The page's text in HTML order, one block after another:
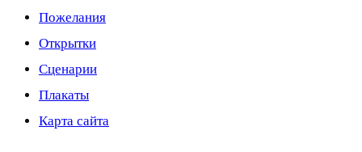
Пожелания
Открытки
Сценарии
Плакаты
Карта сайта